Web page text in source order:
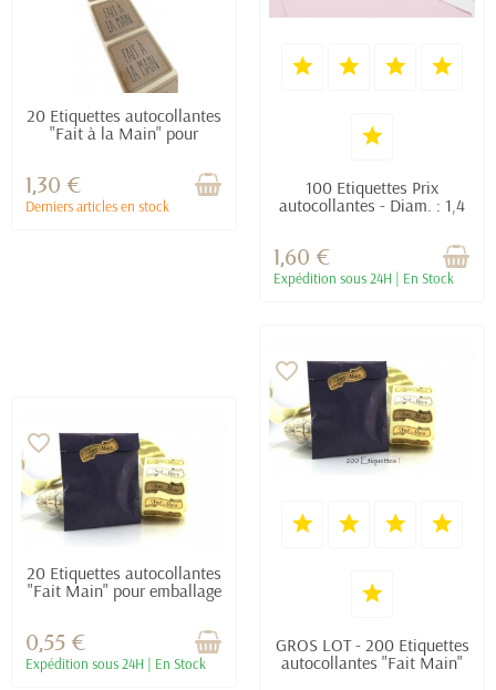
20 Etiquettes autocollantes
"Fait à la Main" pour
emballage cadeau - 3,5 x
1,30 €
Derniers articles en stock
100 Etiquettes Prix
autocollantes - Diam. : 1,4
1,60 €
Expédition sous 24H | En Stock
favorite_border
20 Etiquettes autocollantes
"Fait Main" pour emballage
cadeau - 3.6 x 1.1 cm -
0,55 €
Expédition sous 24H | En Stock
favorite_border
GROS LOT - 200 Etiquettes
autocollantes "Fait Main"